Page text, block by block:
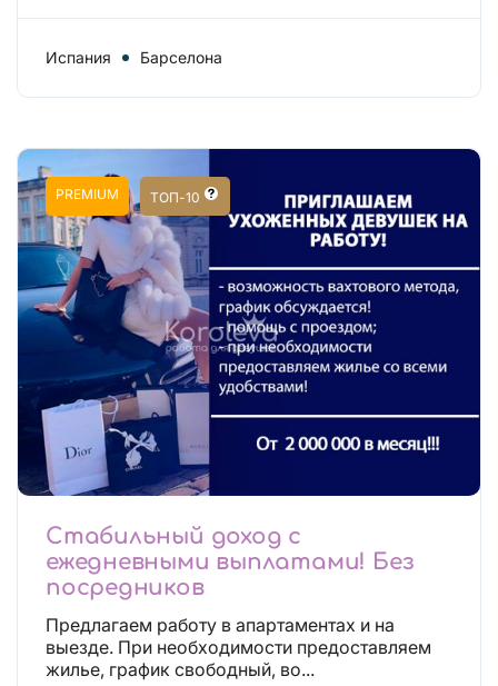
Испания Барселона
PREMIUM ТОП-10
Стабильный доход с
ежедневными выплатами! Без
посредников
Предлагаем работу в апартаментах и на
выезде. При необходимости предоставляем
жилье, график свободный, во...